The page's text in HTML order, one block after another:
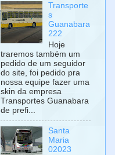
Transporte
s
Guanabara
222
Hoje
traremos também um
pedido de um seguidor
do site, foi pedido pra
nossa equipe fazer uma
skin da empresa
Transportes Guanabara
de prefi...
Santa
Maria
02023